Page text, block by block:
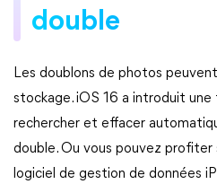
double
Les doublons de photos
stockage. iOS 16 a introduit
rechercher et effacer
double. Ou vous pouvez profiter
logiciel de gestion de données